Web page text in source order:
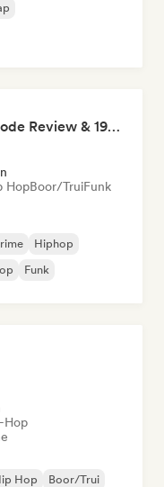
Sandra Gomes - Le Code Review & 1993initiales
HopBoor/TruiFunk
Hiphop
Funk
Hop
Hop
Boor/Trui